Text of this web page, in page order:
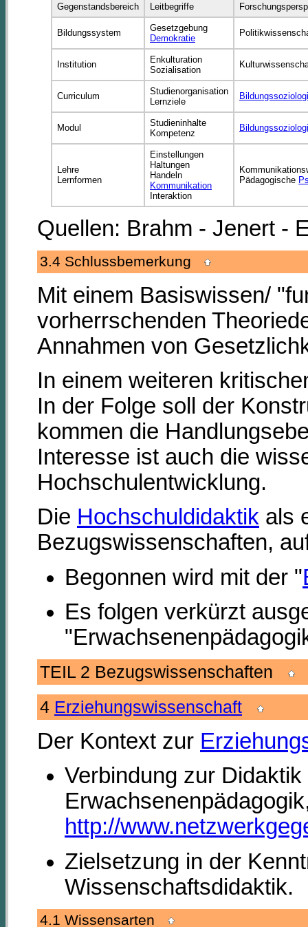
Gegenstandsbereich Leitbegriffe
Bildungssystem
Gesetzgebung
Demokratie
Institution
Enkulturation
Sozialisation
Curriculum
Studienorganisation
Lernziele
Modul
Studieninhalte
Kompetenz
Lehre
Lernformen
Einstellungen
Haltungen
Handeln
Kommunikation
Interaktion
Pädagogische
Quellen: Brahm - Jenert -
3.4 Schlussbemerkung
Mit einem Basiswissen/
vorherrschenden
Annahmen von
In einem weiteren
In der Folge soll der
kommen die
Interesse ist auch die
Hochschulentwicklung.
Die Hochschuldidaktik als
Bezugswissenschaften,
Begonnen wird mit der "
Es folgen verkürzt
TEIL 2 Bezugswissenschaften
4 Erziehungswissenschaft
Der Kontext zur
Verbindung zur
http://
Zielsetzung in der
Wissenschaftsdidaktik.
4.1 Wissensarten